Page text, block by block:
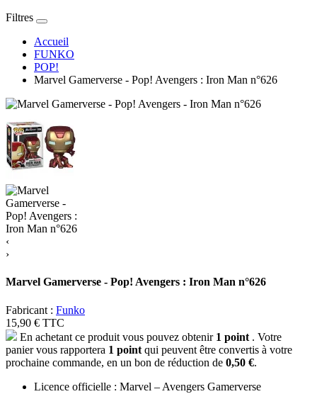
Filtres
Accueil
FUNKO
POP!
Marvel Gamerverse - Pop! Avengers : Iron Man n°626
‹
›
Marvel Gamerverse - Pop! Avengers : Iron Man n°626
Fabricant : Funko
15,90 € TTC
En achetant ce produit vous pouvez obtenir 1 point . Votre
panier vous rapportera 1 point qui peuvent être convertis à votre
prochaine commande, en un bon de réduction de 0,50 €.
Licence officielle : Marvel – Avengers Gamerverse